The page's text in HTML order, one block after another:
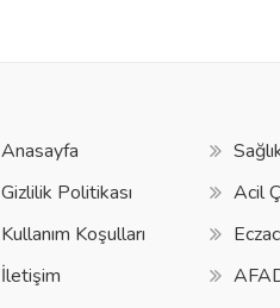
Anasayfa
Gizlilik Politikası
Kullanım Koşulları
İletişim
Acil